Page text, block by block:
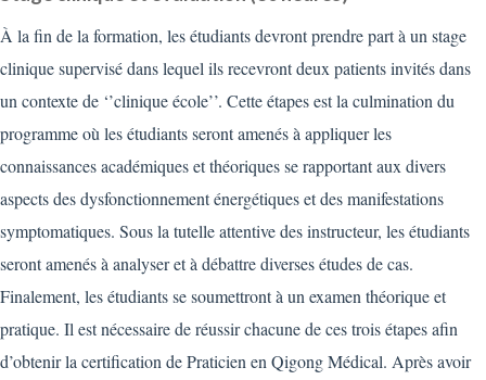
À la fin de la formation, les étudiants devront prendre part à un stage
clinique supervisé dans lequel ils recevront deux patients invités dans
un contexte de ‘’clinique école’’. Cette étapes est la culmination du
programme où les étudiants seront amenés à appliquer les
connaissances académiques et théoriques se rapportant aux divers
aspects des dysfonctionnement énergétiques et des manifestations
symptomatiques. Sous la tutelle attentive des instructeur, les étudiants
seront amenés à analyser et à débattre diverses études de cas.
Finalement, les étudiants se soumettront à un examen théorique et
pratique. Il est nécessaire de réussir chacune de ces trois étapes afin
d’obtenir la certification de Praticien en Qigong Médical. Après avoir